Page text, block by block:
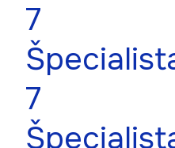
7
7